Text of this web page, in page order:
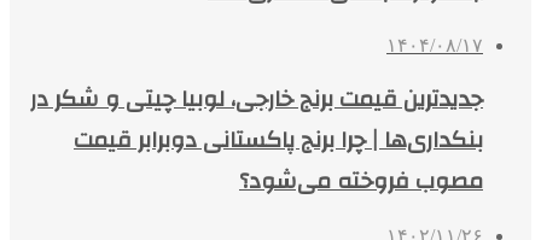
۱۴۰۴/۰۸/۱۷
جدیدترین قیمت برنج خارجی، لوبیا چیتی و شکر در
بنکداری‌ها | چرا برنج پاکستانی دوبرابر قیمت
مصوب فروخته می‌شود؟